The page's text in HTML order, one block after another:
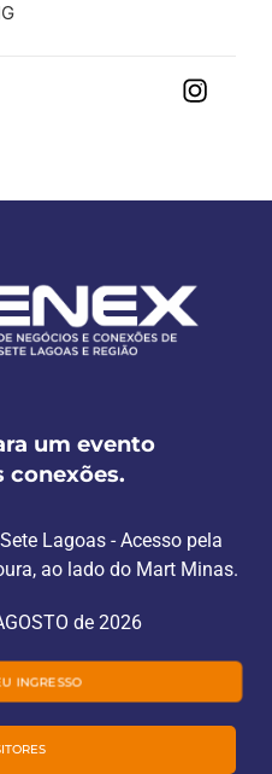
um evento
conexões.
Lagoas - Acesso pela
ao lado do Mart Minas.
de 2026
INGRESSO